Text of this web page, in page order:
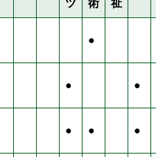
ツ
術
祉
●
● ●
● ● ●